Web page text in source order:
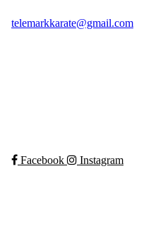
telemarkkarate@gmail.com
Facebook Instagram